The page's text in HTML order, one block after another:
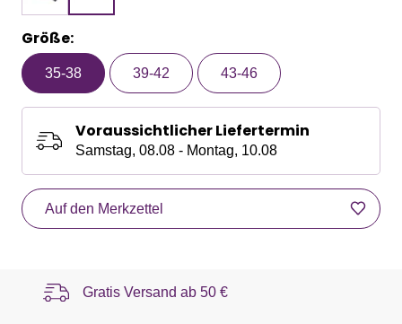
Größe:
35-38 39-42 43-46
Voraussichtlicher Liefertermin
Samstag, 08.08 - Montag, 10.08
Auf den Merkzettel
Gratis Versand ab 50 €